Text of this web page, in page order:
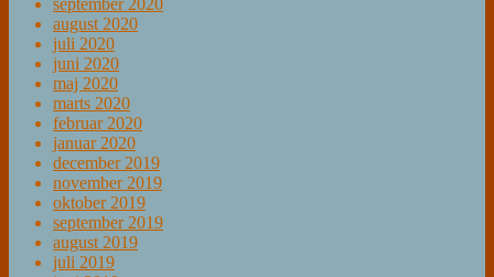
september 2020
august 2020
juli 2020
juni 2020
maj 2020
marts 2020
februar 2020
januar 2020
december 2019
november 2019
oktober 2019
september 2019
august 2019
juli 2019